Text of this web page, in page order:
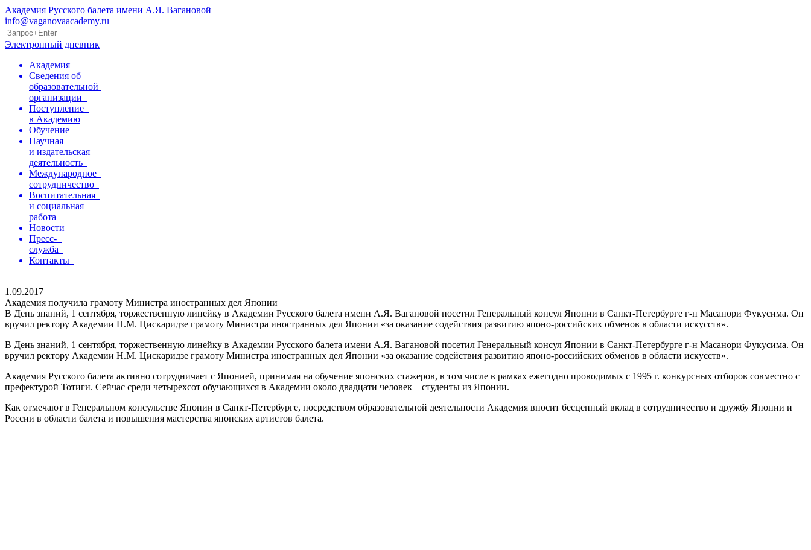
Академия Русского балета имени А.Я. Вагановой
info@vaganovaacademy.ru
Электронный дневник
Академия
Сведения об
образовательной
организации
Поступление
в Академию
Обучение
Научная
и издательская
деятельность
Международное
сотрудничество
Воспитательная
и социальная
работа
Новости
Пресс-
служба
Контакты
1.09.2017
Академия получила грамоту Министра иностранных дел Японии
В День знаний, 1 сентября, торжественную линейку в Академии Русского балета имени А.Я. Вагановой посетил Генеральный консул Японии в Санкт-Петербурге г-н Масанори Фукусима. Он
вручил ректору Академии Н.М. Цискаридзе грамоту Министра иностранных дел Японии «за оказание содействия развитию японо-российских обменов в области искусств».
В День знаний, 1 сентября, торжественную линейку в Академии Русского балета имени А.Я. Вагановой посетил Генеральный консул Японии в Санкт-Петербурге г-н Масанори Фукусима. Он
вручил ректору Академии Н.М. Цискаридзе грамоту Министра иностранных дел Японии «за оказание содействия развитию японо-российских обменов в области искусств».
Академия Русского балета активно сотрудничает с Японией, принимая на обучение японских стажеров, в том числе в рамках ежегодно проводимых с 1995 г. конкурсных отборов совместно с
префектурой Тотиги. Сейчас среди четырехсот обучающихся в Академии около двадцати человек ­– студенты из Японии.
Как отмечают в Генеральном консульстве Японии в Санкт-Петербурге, посредством образовательной деятельности Академия вносит бесценный вклад в сотрудничество и дружбу Японии и
России в области балета и повышения мастерства японских артистов балета.